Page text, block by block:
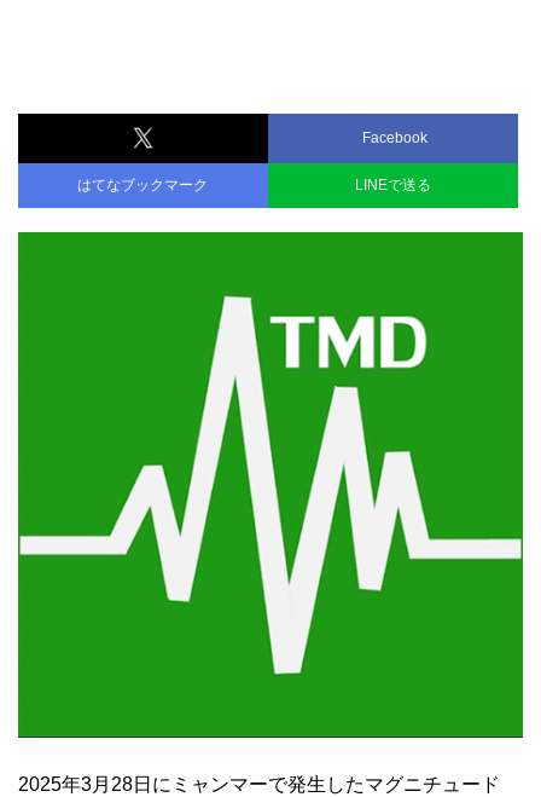
Facebook
はてなブックマーク LINEで送る
2025年3月28日にミャンマーで発生したマグニチュード